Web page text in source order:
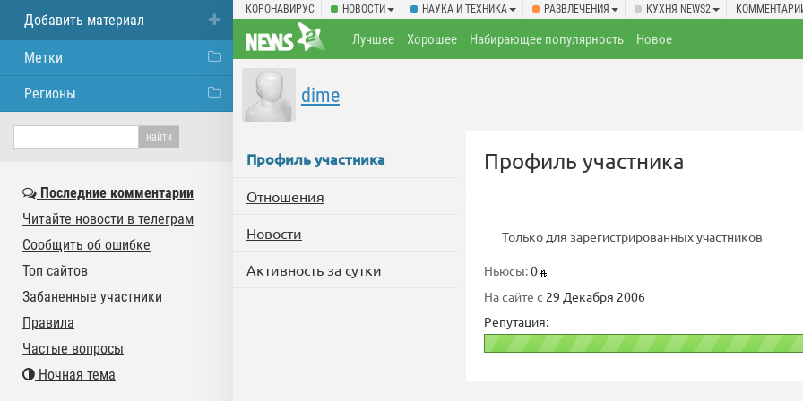
КОРОНАВИРУС НОВОСТИ НАУКА И ТЕХНИКА РАЗВЛЕЧЕНИЯ КУХНЯ NEWS2
Лучшее Хорошее Набирающее популярность Новое
dime
Профиль участника
Отношения
Новости
Активность за сутки
Профиль участника
Только для зарегистрированных участников
Ньюсы:0
На сайте с 29 Декабря 2006
Репутация:
Добавить материал
Метки
Регионы
Последние комментарии
Читайте новости в телеграм
Сообщить об ошибке
Топ сайтов
Забаненные участники
Правила
Частые вопросы
Ночная тема